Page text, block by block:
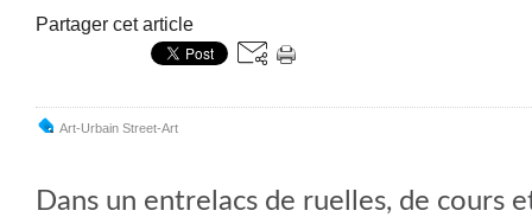
Partager cet article
Art-Urbain Street-Art
Dans un entrelacs de ruelles, de cours